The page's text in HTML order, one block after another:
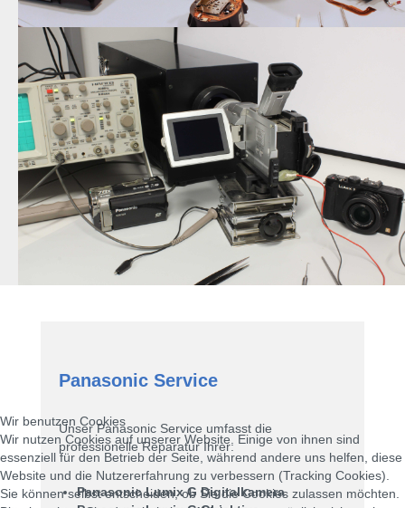
Panasonic Service
Unser Panasonic Service umfasst die
professionelle Reparatur Ihrer:
Panasonic Lumix G Digitalkamera
Wir benutzen Cookies
Wir nutzen Cookies auf unserer Website. Einige von ihnen sind
essenziell für den Betrieb der Seite, während andere uns helfen, diese
Website und die Nutzererfahrung zu verbessern (Tracking Cookies).
Sie können selbst entscheiden, ob Sie die Cookies zulassen möchten.